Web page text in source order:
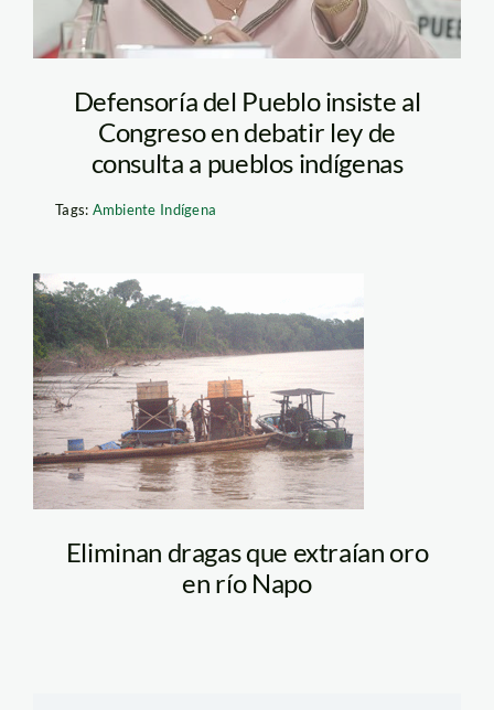
Defensoría del Pueblo insiste al
Congreso en debatir ley de
consulta a pueblos indígenas
Tags: Ambiente Indígena
napo_dragas_marina
Eliminan dragas que extraían oro
en río Napo